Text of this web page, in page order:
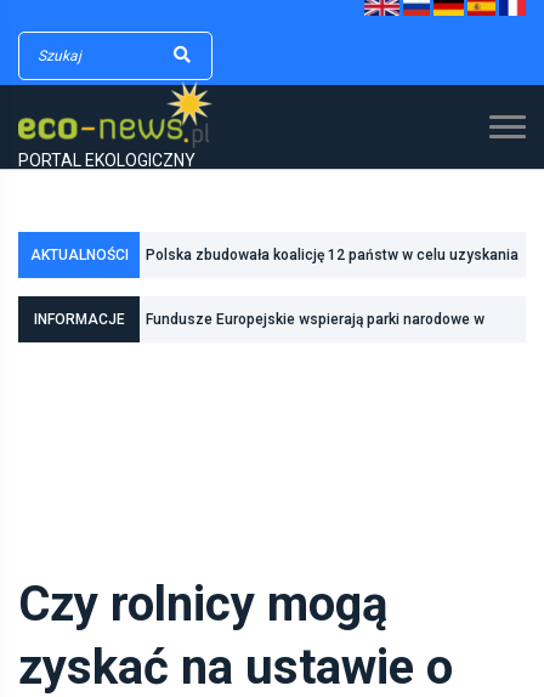
PORTAL EKOLOGICZNY
AKTUALNOŚCI
inwestycjom w zielono-niebieską infrastrukturę
energetyczną
INFORMACJE Fundusze Europejskie wspierają parki narodowe w
Czy rolnicy mogą
zyskać na ustawie o